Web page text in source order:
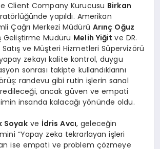
Client Company Kurucusu Birkan
yapıldı. Amerikan
Çağrı Merkezi Müdürü Arınç Oğuz
Geliştirme Müdürü Melih Yiğitve DR.
Satış ve Müşteri Hizmetleri Süpervizörü
zekayı kalite kontrol, duygu
sonrası takipte kullandıklarını
randevu gibi rutin işlerin sanal
ancak güven ve empati
insanda kalacağı yönünde oldu.
Soyakve İdris Avcı, geleceğin
“Yapay zeka tekrarlayan işleri
ise empati ve problem çözmeye